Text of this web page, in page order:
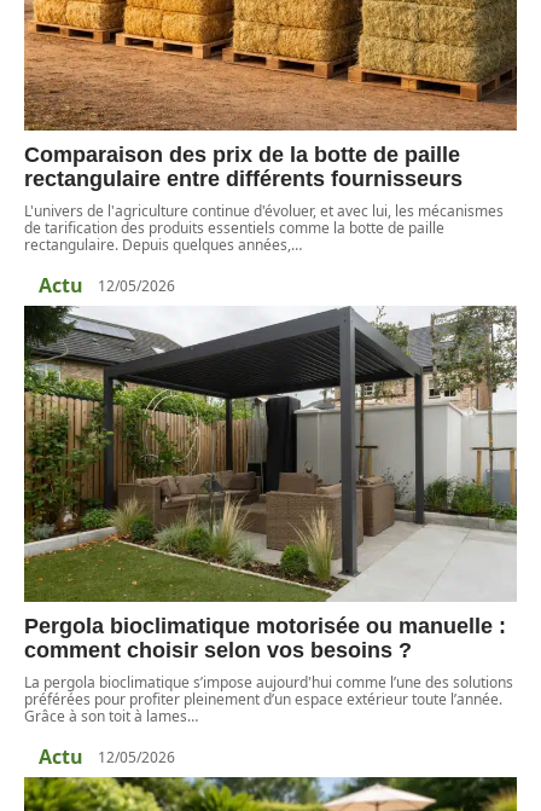
Comparaison des prix de la botte de paille
rectangulaire entre différents fournisseurs
L'univers de l'agriculture continue d'évoluer, et avec lui, les mécanismes
de tarification des produits essentiels comme la botte de paille
rectangulaire. Depuis quelques années,…
Actu 12/05/2026
Pergola bioclimatique motorisée ou manuelle :
comment choisir selon vos besoins ?
La pergola bioclimatique s’impose aujourd'hui comme l’une des solutions
préférées pour profiter pleinement d’un espace extérieur toute l’année.
Grâce à son toit à lames…
Actu 12/05/2026